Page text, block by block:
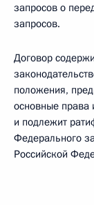
запросов о
запросов.
Договор
положения,
основные права
и подлежит
Федерального
Российской